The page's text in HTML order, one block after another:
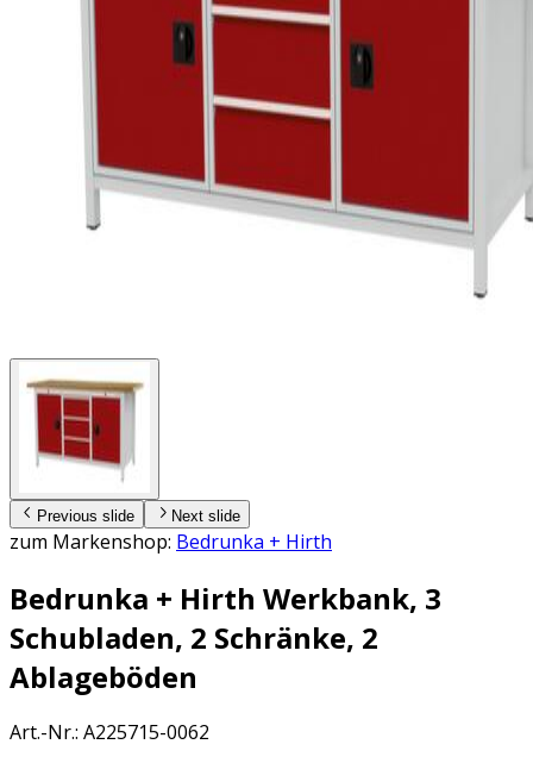
Previous slide Next slide
zum Markenshop: Bedrunka + Hirth
Bedrunka + Hirth Werkbank, 3
Schubladen, 2 Schränke, 2
Ablageböden
Art.-Nr.: A225715-0062